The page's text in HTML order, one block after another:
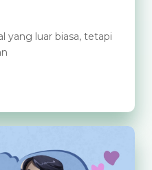
yang luar biasa, tetapi